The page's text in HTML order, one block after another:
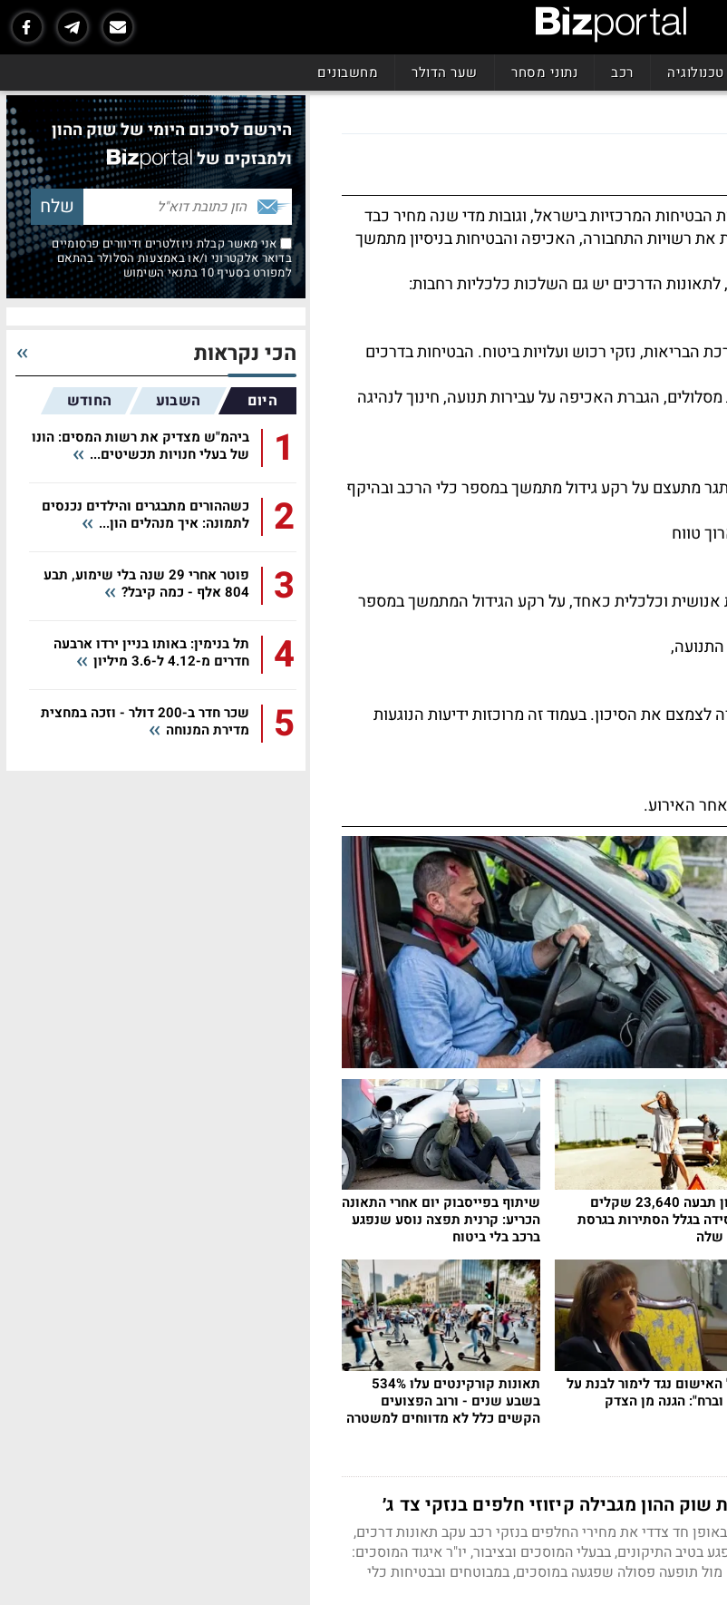
טכנולוגיה רכב נתוני מסחר שער הדולר מחשבונים
הבטיחות המרכזיות בישראל, וגובות מדי שנה מחיר כבד
את רשויות התחבורה, האכיפה והבטיחות בניסיון מתמשך
הדרכים יש גם השלכות כלכליות רחבות:
הבריאות, נזקי רכוש ועלויות ביטוח. הבטיחות בדרכים
הגברת האכיפה על עבירות תנועה, חינוך לנהיגה
מתעצם על רקע גידול מתמשך במספר כלי הרכב ובהיקף
טווח
וכלכלית כאחד, על רקע הגידול המתמשך במספר
את הסיכון. בעמוד זה מרוכזות ידיעות הנוגעות
האירוע.
איילון תבעה 23,640 שקלים
בגלל הסתירות בגרסת
שלה
שיתוף בפייסבוק יום אחרי התאונה
הכריע: קרנית תפצה נוסע שנפגע
ברכב בלי ביטוח
האישום נגד לימור לבנת על
הגנה מן הצדק
תאונות קורקינטים עלו 534%
בשבע שנים - ורוב הפצועים
הקשים כלל לא מדווחים למשטרה
ההון מגבילה קיזוזי חלפים בנזקי צד ג׳
חד צדדי את מחירי החלפים בנזקי רכב עקב תאונות דרכים,
בטיב התיקונים, בבעלי המוסכים ובציבור, יו"ר איגוד המוסכים:
תופעה פסולה שפגעה במוסכים, במבוטחים ובבטיחות כלי
הירשם לסיכום היומי של שוק ההון
ולמבזקים של
אני מאשר קבלת ניוזלטרים ודיוורים פרסומיים
בדואר אלקטרוני ו/או באמצעות הסלולר בהתאם
למפורט בסעיף 10 בתנאי השימוש
הכי נקראות
היום השבוע החודש
1
ביהמ"ש מצדיק את רשות המסים: הונו
של בעלי חנויות תכשיטים...
2
כשההורים מתבגרים והילדים נכנסים
לתמונה: איך מנהלים הון...
3
פוטר אחרי 29 שנה בלי שימוע, תבע
804 אלף - כמה קיבל?
4
תל בנימין: באותו בניין ירדו ארבעה
חדרים מ-4.12 ל-3.6 מיליון
5
שכר חדר ב-200 דולר - וזכה במחצית
מדירת המנוחה